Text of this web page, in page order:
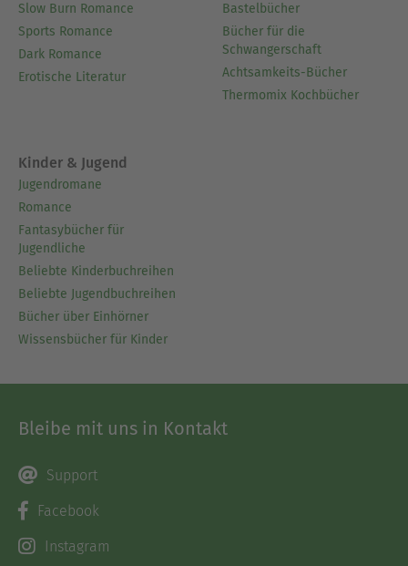
Slow Burn Romance
Sports Romance
Dark Romance
Erotische Literatur
Bastelbücher
Bücher für die
Schwangerschaft
Achtsamkeits-Bücher
Thermomix Kochbücher
Kinder & Jugend
Jugendromane
Romance
Fantasybücher für
Jugendliche
Beliebte Kinderbuchreihen
Beliebte Jugendbuchreihen
Bücher über Einhörner
Wissensbücher für Kinder
Bleibe mit uns in Kontakt
Support
Facebook
Instagram